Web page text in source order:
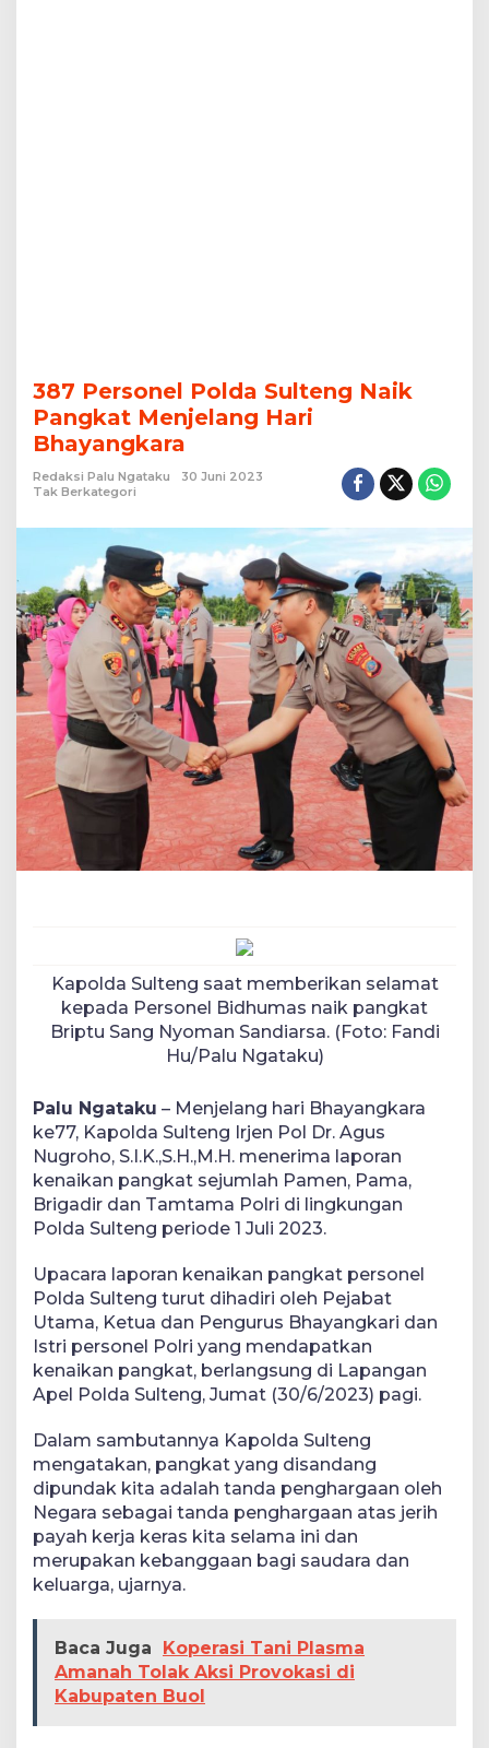
387 Personel Polda Sulteng Naik
Pangkat Menjelang Hari
Bhayangkara
Redaksi Palu Ngataku
30 Juni 2023
Tak Berkategori
Kapolda Sulteng saat memberikan selamat
kepada Personel Bidhumas naik pangkat
Briptu Sang Nyoman Sandiarsa. (Foto: Fandi
Hu/Palu Ngataku)
Palu Ngataku – Menjelang hari Bhayangkara
ke77, Kapolda Sulteng Irjen Pol Dr. Agus
Nugroho, S.I.K.,S.H.,M.H. menerima laporan
kenaikan pangkat sejumlah Pamen, Pama,
Brigadir dan Tamtama Polri di lingkungan
Polda Sulteng periode 1 Juli 2023.
Upacara laporan kenaikan pangkat personel
Polda Sulteng turut dihadiri oleh Pejabat
Utama, Ketua dan Pengurus Bhayangkari dan
Istri personel Polri yang mendapatkan
kenaikan pangkat, berlangsung di Lapangan
Apel Polda Sulteng, Jumat (30/6/2023) pagi.
Dalam sambutannya Kapolda Sulteng
mengatakan, pangkat yang disandang
dipundak kita adalah tanda penghargaan oleh
Negara sebagai tanda penghargaan atas jerih
payah kerja keras kita selama ini dan
merupakan kebanggaan bagi saudara dan
keluarga, ujarnya.
Baca Juga
Koperasi Tani Plasma
Amanah Tolak Aksi Provokasi di
Kabupaten Buol